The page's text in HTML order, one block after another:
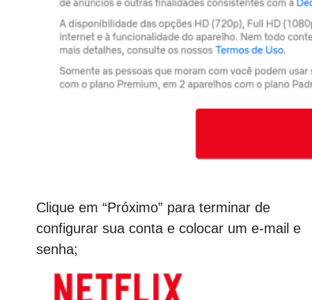
Clique em “Próximo” para terminar de
configurar sua conta e colocar um e-mail e
senha;